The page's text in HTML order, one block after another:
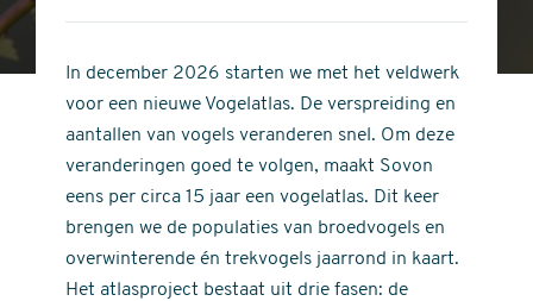
stars
of
stars
In december 2026 starten we met het veldwerk
voor een nieuwe Vogelatlas. De verspreiding en
aantallen van vogels veranderen snel. Om deze
veranderingen goed te volgen, maakt Sovon
eens per circa 15 jaar een vogelatlas. Dit keer
brengen we de populaties van broedvogels en
overwinterende én trekvogels jaarrond in kaart.
Het atlasproject bestaat uit drie fasen: de